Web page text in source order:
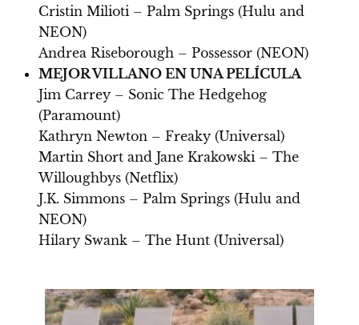
Cristin Milioti – Palm Springs (Hulu and
NEON)
Andrea Riseborough – Possessor (NEON)
MEJOR VILLANO EN UNA PELÍCULA
Jim Carrey – Sonic The Hedgehog
(Paramount)
Kathryn Newton – Freaky (Universal)
Martin Short and Jane Krakowski – The
Willoughbys (Netflix)
J.K. Simmons – Palm Springs (Hulu and
NEON)
Hilary Swank – The Hunt (Universal)